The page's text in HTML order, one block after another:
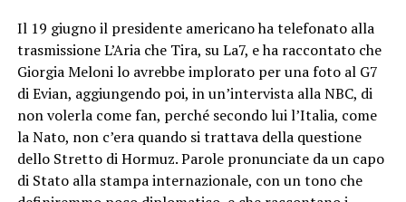
Il 19 giugno il presidente americano ha telefonato alla
trasmissione L’Aria che Tira, su La7, e ha raccontato che
Giorgia Meloni lo avrebbe implorato per una foto al G7
di Evian, aggiungendo poi, in un’intervista alla NBC, di
non volerla come fan, perché secondo lui l’Italia, come
la Nato, non c’era quando si trattava della questione
dello Stretto di Hormuz. Parole pronunciate da un capo
di Stato alla stampa internazionale, con un tono che